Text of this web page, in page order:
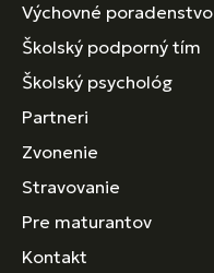
Výchovné poradenstvo
Školský podporný tím
Školský psychológ
Partneri
Zvonenie
Stravovanie
Pre maturantov
Kontakt